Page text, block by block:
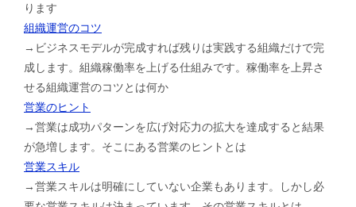
ります
組織運営のコツ
→ビジネスモデルが完成すれば残りは実践する組織だけで完
成します。組織稼働率を上げる仕組みです。稼働率を上昇さ
せる組織運営のコツとは何か
営業のヒント
→営業は成功パターンを広げ対応力の拡大を達成すると結果
が急増します。そこにある営業のヒントとは
営業スキル
→営業スキルは明確にしていない企業もあります。しかし必